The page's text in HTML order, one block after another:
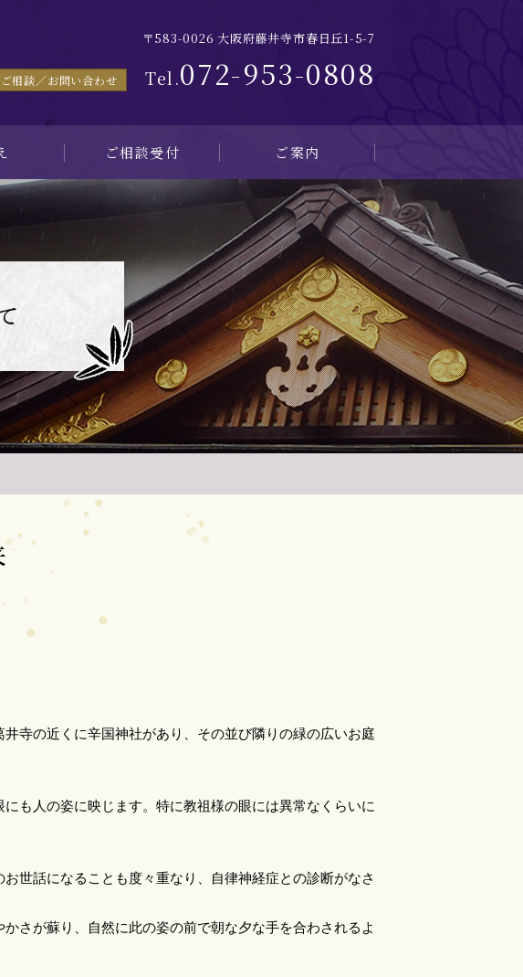
〒583-0026 大阪府藤井寺市春日丘1-5-7
ご相談／お問い合わせ Tel.072-953-0808
ご相談受付 ご案内
寺の近くに辛国神社があり、その並び隣りの緑の広いお庭
も人の姿に映じます。特に教祖様の眼には異常なくらいに
世話になることも度々重なり、自律神経症との診断がなさ
さが蘇り、自然に此の姿の前で朝な夕な手を合わされるよ